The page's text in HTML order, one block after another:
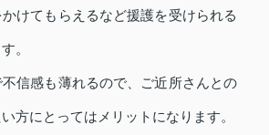
けてもらえるなど援護を受けられる
。
信感も薄れるので、ご近所さんとの
方にとってはメリットになります。